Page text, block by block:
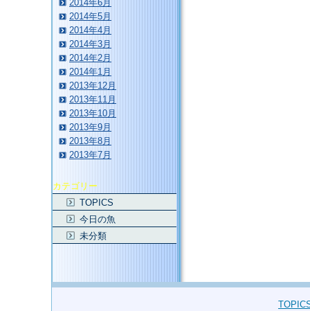
2014年6月
2014年5月
2014年4月
2014年3月
2014年2月
2014年1月
2013年12月
2013年11月
2013年10月
2013年9月
2013年8月
2013年7月
カテゴリー
TOPICS
今日の魚
未分類